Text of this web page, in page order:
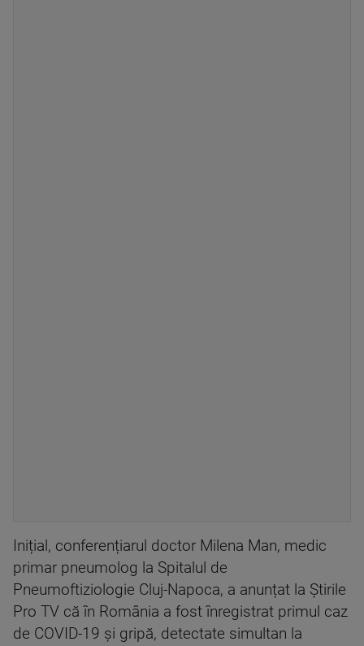
Inițial, conferențiarul doctor Milena Man, medic
primar pneumolog la Spitalul de
Pneumoftiziologie Cluj-Napoca, a anunțat la Știrile
Pro TV că în România a fost înregistrat primul caz
de COVID-19 şi gripă, detectate simultan la